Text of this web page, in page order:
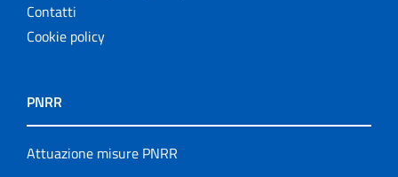
Contatti
Cookie policy
PNRR
Attuazione misure PNRR